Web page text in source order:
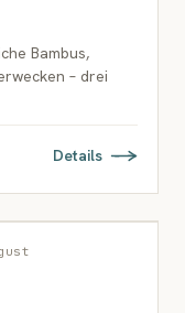
Bambus,
– drei
Details